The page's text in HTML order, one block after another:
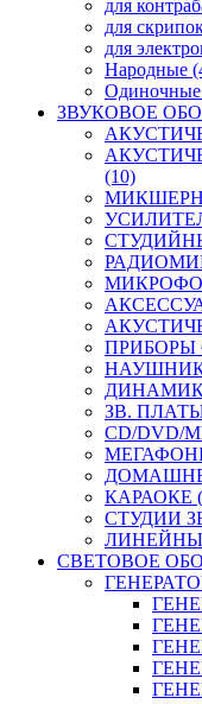
для
для
для
Народные
Одиночные
ЗВУКОВОЕ
(10)
ПРИБОРЫ
ЗВ.
CD/DVD/
КАРАОКЕ
СТУДИИ
СВЕТОВОЕ